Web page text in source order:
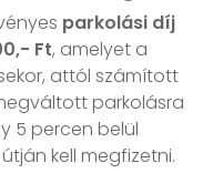
parkolási díj
Ft, amelyet a
attól számított
parkolásra
5 percen belül
kell megfizetni.